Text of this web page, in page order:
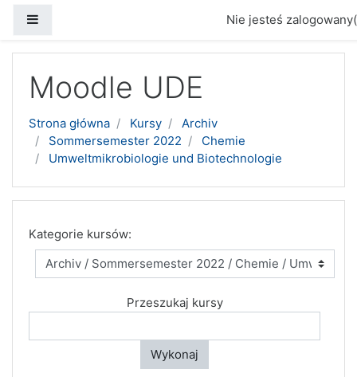
Nie jesteś
Moodle UDE
Strona główna Kursy
Archiv
Sommersemester 2022
Chemie
Umweltmikrobiologie und Biotechnologie
Kategorie kursów:
Przeszukaj kursy
Wykonaj